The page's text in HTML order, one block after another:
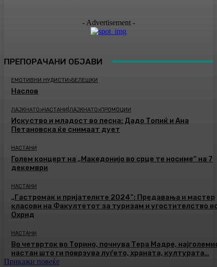
- Advertisement -
ПРЕПОРАЧАНИ ОБЈАВИ
ЕМОТИВНИ НУДИСТИ>БЕЛЕШКИ
Наслов
ЛАЈКНАТО>НАСТАНИ|ЛАЈКНАТО>ПРОМОЦИИ
Искуство и младост во песна: Дадо Топиќ и Ана
Петановска ќе снимаат дует
НАСТАНИ
Голем концерт на „Македонијо во срце те носиме“ на 7
декември
НАСТАНИ
„Гастромак и пријателите 2024“: Предавања и мастер
класови на Факултетот за туризам и угостителство
Охрид
НАСТАНИ
Во четврток во Торино, почнува Тера Мадре,
настан што ги поврзува луѓето, храната, културата…
Прикажи повеќе